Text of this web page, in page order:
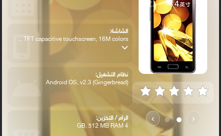
‹
›
الشاشة:
TFT capacitive touchscreen, 16M colors ...
نظام التشغيل:
Android OS, v2.3 (Gingerbread)
الرام / التخزين:
4 GB, 512 MB RAM